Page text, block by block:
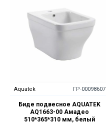
Aquatek ГР-00098607
Биде подвесное AQUATEK
AQ1663-00 Амадео
510*365*310 мм, белый